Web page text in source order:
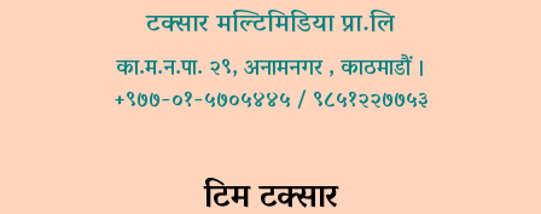
टक्सार मल्टिमिडिया प्रा.लि
का.म.न.पा. २९, अनामनगर , काठमाडौं ।
+९७७-०१-५७०५४४५ / ९८५१२२७७५३
टिम टक्सार